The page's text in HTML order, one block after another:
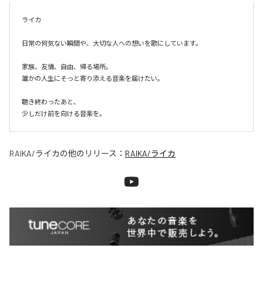
ライカ
日常の何気ない瞬間や、大切な人への想いを歌にしています。
家族、友情、自由、帰る場所。
誰かの人生にそっと寄り添える音楽を届けたい。
聴き終わったあと、
少しだけ前を向ける音楽を。
RAIKA/ライカの他のリリース： RAIKA/ライカ